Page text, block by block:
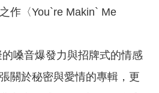
作〈You`re Makin` Me
嗓音爆發力與招牌式的情感
關於秘密與愛情的專輯，更